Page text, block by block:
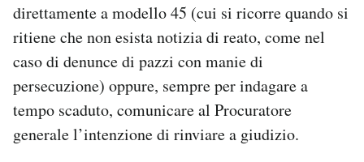
direttamente a modello 45 (cui si ricorre quando si
ritiene che non esista notizia di reato, come nel
caso di denunce di pazzi con manie di
persecuzione) oppure, sempre per indagare a
tempo scaduto, comunicare al Procuratore
generale l’intenzione di rinviare a giudizio.